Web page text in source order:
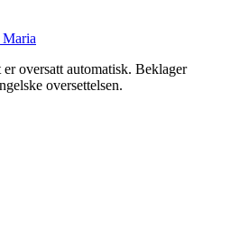
Maria
er oversatt automatisk. Beklager
oversettelsen.